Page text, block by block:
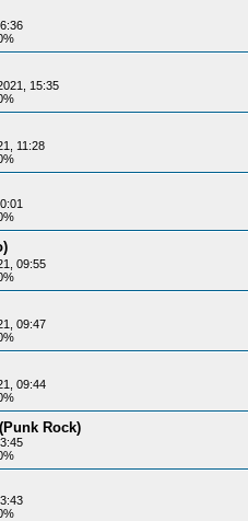
15:35
11:28
09:55
09:47
09:44
Rock)